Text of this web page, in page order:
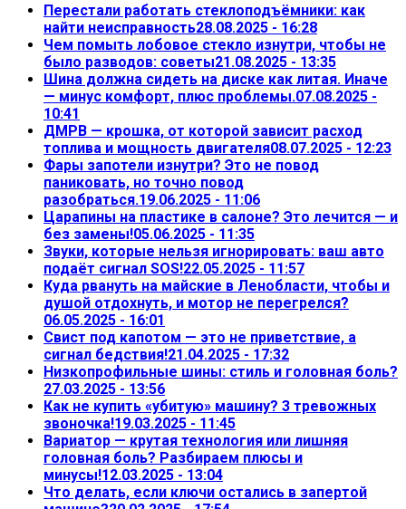
Перестали работать стеклоподъёмники: как
найти неисправность28.08.2025 - 16:28
Чем помыть лобовое стекло изнутри, чтобы не
было разводов: советы21.08.2025 - 13:35
Шина должна сидеть на диске как литая. Иначе
— минус комфорт, плюс проблемы.07.08.2025 -
10:41
ДМРВ — крошка, от которой зависит расход
топлива и мощность двигателя08.07.2025 - 12:23
Фары запотели изнутри? Это не повод
паниковать, но точно повод
разобраться.19.06.2025 - 11:06
Царапины на пластике в салоне? Это лечится — и
без замены!05.06.2025 - 11:35
Звуки, которые нельзя игнорировать: ваш авто
подаёт сигнал SOS!22.05.2025 - 11:57
Куда рвануть на майские в Ленобласти, чтобы и
душой отдохнуть, и мотор не перегрелся?
06.05.2025 - 16:01
Свист под капотом — это не приветствие, а
сигнал бедствия!21.04.2025 - 17:32
Низкопрофильные шины: стиль и головная боль?
27.03.2025 - 13:56
Как не купить «убитую» машину? 3 тревожных
звоночка!19.03.2025 - 11:45
Вариатор — крутая технология или лишняя
головная боль? Разбираем плюсы и
минусы!12.03.2025 - 13:04
Что делать, если ключи остались в запертой